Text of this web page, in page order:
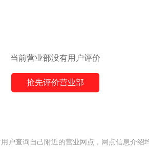
当前营业部没有用户评价
抢先评价营业部
户查询自己附近的营业网点，网点信息介绍